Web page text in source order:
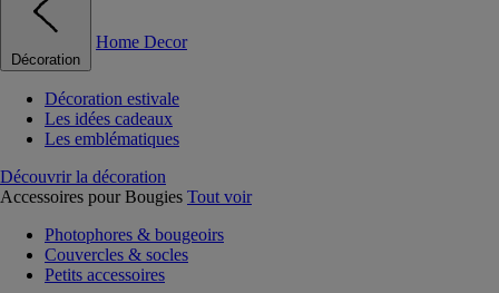
Décoration
Home Decor
Décoration estivale
Les idées cadeaux
Les emblématiques
Découvrir la décoration
Accessoires pour Bougies Tout voir
Photophores & bougeoirs
Couvercles & socles
Petits accessoires